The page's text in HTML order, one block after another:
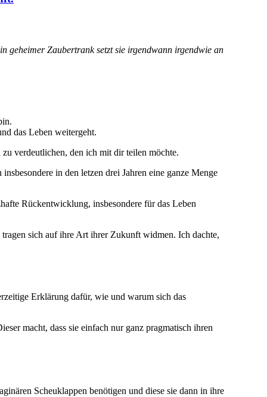
geheimer Zaubertrank setzt sie irgendwann irgendwie an
das Leben weitergeht.
verdeutlichen, den ich mit dir teilen möchte.
in den letzen drei Jahren eine ganze Menge
Rückentwicklung, insbesondere für das Leben
sich auf ihre Art ihrer Zukunft widmen. Ich dachte,
Erklärung dafür, wie und warum sich das
macht, dass sie einfach nur ganz pragmatisch ihren
Scheuklappen benötigen und diese sie dann in ihre